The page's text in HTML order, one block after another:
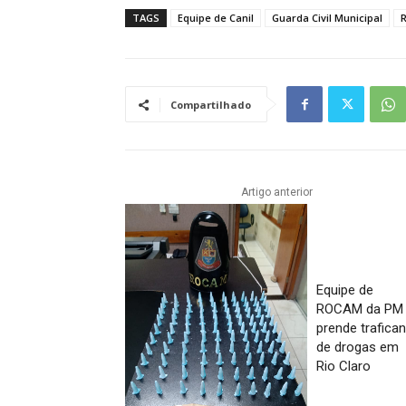
TAGS Equipe de Canil Guarda Civil Municipal
Compartilhado
Artigo anterior
Equipe de
ROCAM da PM
prende
de drogas em
Rio Claro